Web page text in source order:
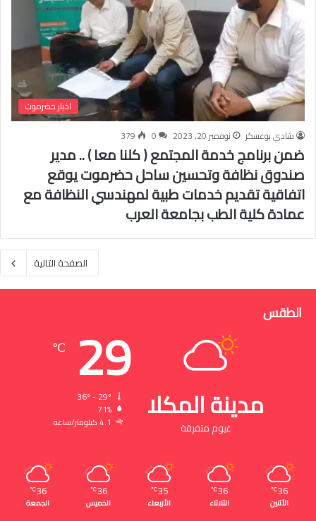
اخبار حضرموت
شادي بوعسكر
نوفمبر 20, 2023 0
379
ضمن برنامج خدمة المجتمع ( كلنا معا ) .. مدير
صندوق نظافة وتحسين ساحل حضرموت يوقع
اتفاقية تقديم خدمات طبية لمهندسي النظافة مع
عمادة كلية الطب بجامعة العرب
الصفحة التالية
الطقس
مدينة المكلا
غيوم متفرقة
29
℃
71%
4.1 كيلومتر/ساعة
36
℃
الأثنين
36
℃
الثلاثاء
35
℃
الأربعاء
36
℃
الخميس
36
℃
الجمعة